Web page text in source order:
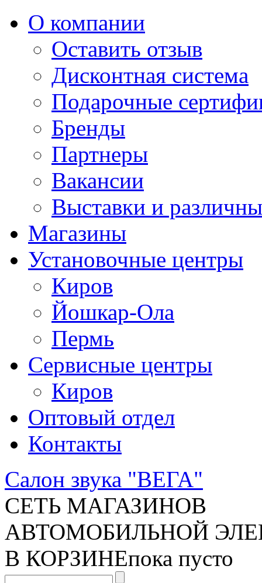
О компании
Оставить отзыв
Дисконтная система
Подарочные
Бренды
Партнеры
Вакансии
Выставки и
Магазины
Установочные центры
Киров
Йошкар-Ола
Пермь
Сервисные центры
Киров
Оптовый отдел
Контакты
Салон звука "ВЕГА"
СЕТЬ МАГАЗИНОВ
АВТОМОБИЛЬНОЙ
В КОРЗИНЕпока пусто